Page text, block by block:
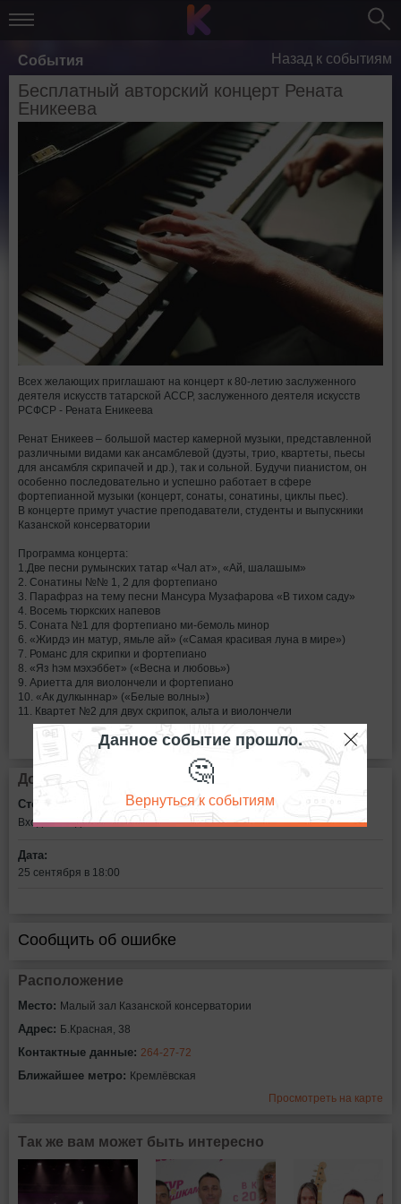
События Назад к событиям
Бесплатный авторский концерт Рената
Еникеева
Всех желающих приглашают на концерт к 80-летию заслуженного
деятеля искусств татарской АССР, заслуженного деятеля искусств
РСФСР - Рената Еникеева
Ренат Еникеев – большой мастер камерной музыки, представленной
различными видами как ансамблевой (дуэты, трио, квартеты, пьесы
для ансамбля скрипачей и др.), так и сольной. Будучи пианистом, он
особенно последовательно и успешно работает в сфере
фортепианной музыки (концерт, сонаты, сонатины, циклы пьес).
В концерте примут участие преподаватели, студенты и выпускники
Казанской консерватории
Программа концерта:
1.Две песни румынских татар «Чал ат», «Ай, шалашым»
2. Сонатины №№ 1, 2 для фортепиано
3. Парафраз на тему песни Мансура Музафарова «В тихом саду»
4. Восемь тюркских напевов
5. Соната №1 для фортепиано ми-бемоль минор
6. «Жирдэ ин матур, ямьле ай» («Самая красивая луна в мире»)
7. Романс для скрипки и фортепиано
8. «Яз hэм мэхэббет» («Весна и любовь»)
9. Ариетта для виолончели и фортепиано
10. «Ак дулкыннар» («Белые волны»)
11. Квартет №2 для двух скрипок, альта и виолончели
Дополнительная информация
Стоимость билетов:
Вход свободный
Дата:
25 сентября в 18:00
Сообщить об ошибке
Расположение
Место: Малый зал Казанской консерватории
Адрес: Б.Красная, 38
Контактные данные: 264-27-72
Ближайшее метро: Кремлёвская
Просмотреть на карте
Так же вам может быть интересно
Данное событие прошло.
🤔
Вернуться к событиям